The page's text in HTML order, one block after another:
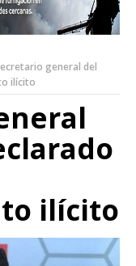
general del
ilícito
ilícito